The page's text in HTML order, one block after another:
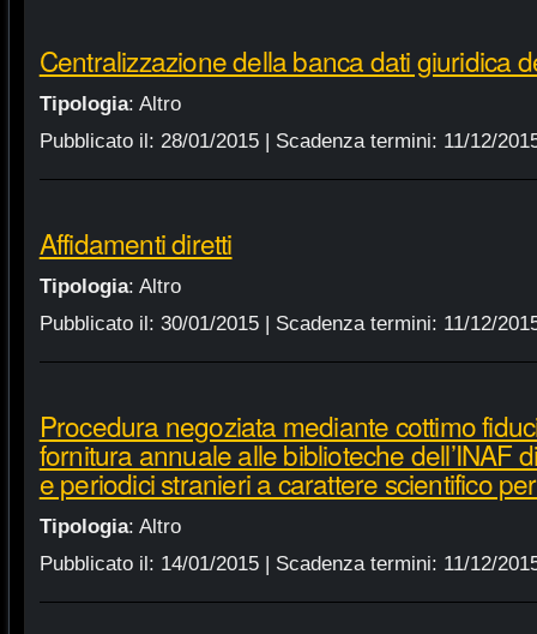
Centralizzazione della banca dati giuridica
Tipologia: Altro
Pubblicato il: 28/01/2015| Scadenza termini: 11/12/
Affidamenti diretti
Tipologia: Altro
Pubblicato il: 30/01/2015| Scadenza termini: 11/12/
Procedura negoziata mediante cottimo
fornitura annuale alle biblioteche dell’INAF
e periodici stranieri a carattere scientifico
Tipologia: Altro
Pubblicato il: 14/01/2015| Scadenza termini: 11/12/